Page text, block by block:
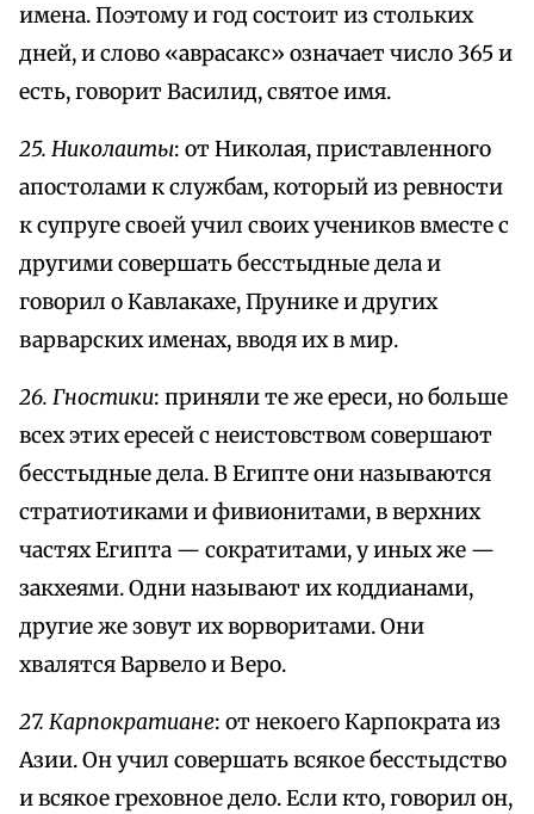
имена. Поэтому и год состоит из стольких
дней, и слово «аврасакс» означает число 365 и
есть, говорит Василид, святое имя.
25. Николаиты: от Николая, приставленного
апостолами к службам, который из ревности
к супруге своей учил своих учеников вместе с
другими совершать бесстыдные дела и
говорил о Кавлакахе, Прунике и других
варварских именах, вводя их в мир.
26. Гностики: приняли те же ереси, но больше
всех этих ересей с неистовством совершают
бесстыдные дела. В Египте они называются
стратиотиками и фивионитами, в верхних
частях Египта — сократитами, у иных же —
закхеями. Одни называют их коддианами,
другие же зовут их ворворитами. Они
хвалятся Варвело и Веро.
27. Карпократиане: от некоего Карпократа из
Азии. Он учил совершать всякое бесстыдство
и всякое греховное дело. Если кто, говорил он,